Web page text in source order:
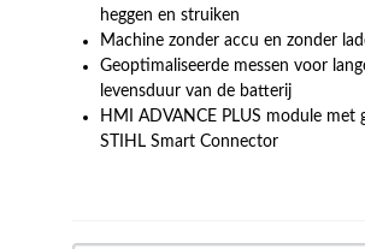
heggen en struiken
Machine zonder accu en zonder
Geoptimaliseerde messen voor
levensduur van de batterij
HMI ADVANCE PLUS module met
STIHL Smart Connector